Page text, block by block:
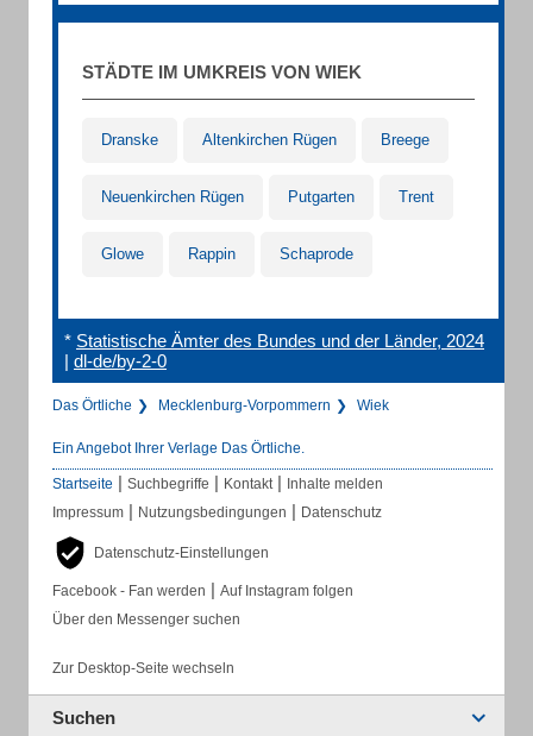
STÄDTE IM UMKREIS VON WIEK
Dranske Altenkirchen Rügen Breege
Neuenkirchen Rügen Putgarten Trent
Glowe Rappin Schaprode
* Statistische Ämter des Bundes und der Länder, 2024
| dl-de/by-2-0
Das Örtliche Mecklenburg-Vorpommern Wiek
Ein Angebot Ihrer Verlage Das Örtliche.
Startseite | Suchbegriffe | Kontakt | Inhalte melden
Impressum | Nutzungsbedingungen | Datenschutz
Datenschutz-Einstellungen
Facebook - Fan werden | Auf Instagram folgen
Über den Messenger suchen
Zur Desktop-Seite wechseln
Suchen